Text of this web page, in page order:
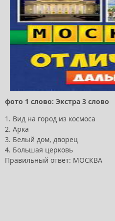
фото 1 слово: Экстра 3 слово
1. Вид на город из космоса
2. Арка
3. Белый дом, дворец
4. Большая церковь
Правильный ответ: МОСКВА